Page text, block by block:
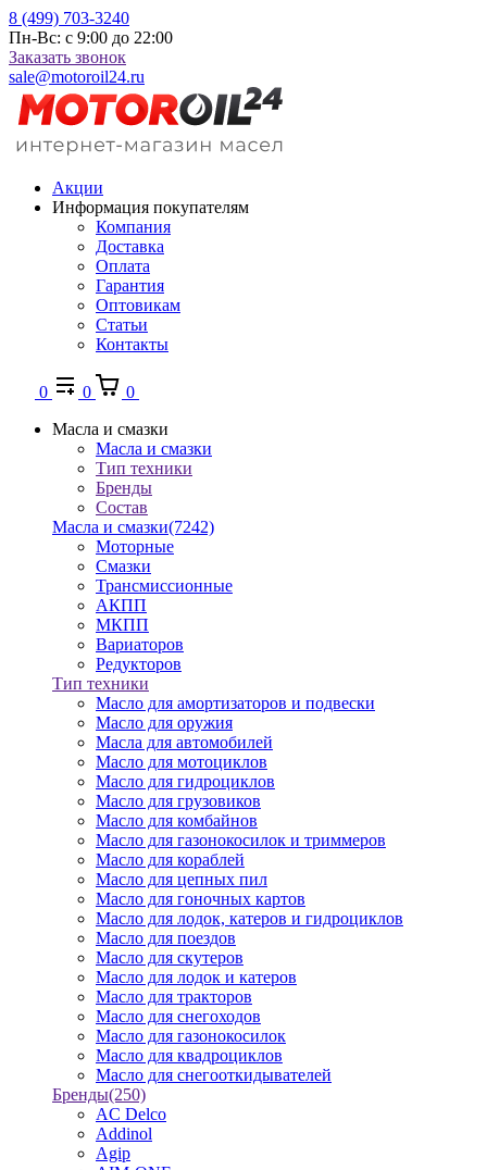
8 (499) 703-3240
Пн-Вс: с 9:00 до 22:00
Заказать звонок
sale@motoroil24.ru
Акции
Информация покупателям
Компания
Доставка
Оплата
Гарантия
Оптовикам
Статьи
Контакты
0 0
0
Масла и смазки
Масла и смазки
Тип техники
Бренды
Состав
Масла и смазки(7242)
Моторные
Смазки
Трансмиссионные
АКПП
МКПП
Вариаторов
Редукторов
Тип техники
Масло для амортизаторов и подвески
Масло для оружия
Масла для автомобилей
Масло для мотоциклов
Масло для гидроциклов
Масло для грузовиков
Масло для комбайнов
Масло для газонокосилок и триммеров
Масло для кораблей
Масло для цепных пил
Масло для гоночных картов
Масло для лодок, катеров и гидроциклов
Масло для поездов
Масло для скутеров
Масло для лодок и катеров
Масло для тракторов
Масло для снегоходов
Масло для газонокосилок
Масло для квадроциклов
Масло для снегооткидывателей
Бренды(250)
AC Delco
Addinol
Agip